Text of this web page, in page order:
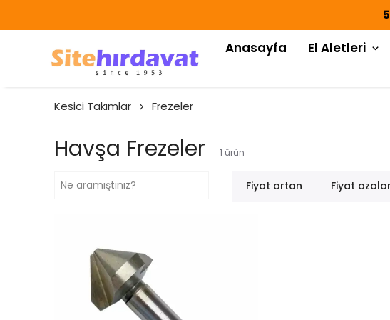
Anasayfa El Aletleri
Kesici Takımlar Frezeler
Havşa Frezeler 1 ürün
Fiyat artan Fiyat